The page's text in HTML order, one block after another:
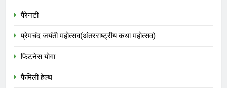
पैरेनटी
प्रेमचंद जयंती महोत्सव(अंतरराष्ट्रीय कथा महोत्सव)
फिटनेस योगा
फैमिली हेल्थ